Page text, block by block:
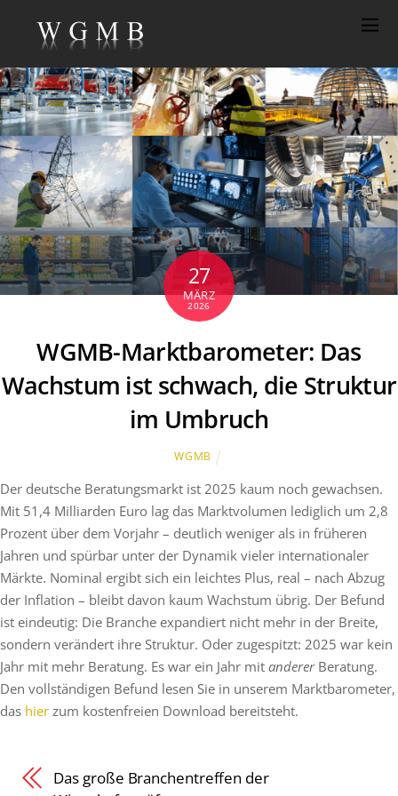
27
MÄRZ
2026
WGMB-Marktbarometer: Das
Wachstum ist schwach, die Struktur
im Umbruch
WGMB
Der deutsche Beratungsmarkt ist 2025 kaum noch gewachsen.
Mit 51,4 Milliarden Euro lag das Marktvolumen lediglich um 2,8
Prozent über dem Vorjahr – deutlich weniger als in früheren
Jahren und spürbar unter der Dynamik vieler internationaler
Märkte. Nominal ergibt sich ein leichtes Plus, real – nach Abzug
der Inflation – bleibt davon kaum Wachstum übrig. Der Befund
ist eindeutig: Die Branche expandiert nicht mehr in der Breite,
sondern verändert ihre Struktur. Oder zugespitzt: 2025 war kein
Jahr mit mehr Beratung. Es war ein Jahr mit andererBeratung.
Den vollständigen Befund lesen Sie in unserem Marktbarometer,
das hier zum kostenfreien Download bereitsteht.
Das große Branchentreffen der